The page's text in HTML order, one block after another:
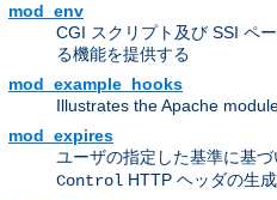
mod_env
CGI スクリプト及び SSI ペ
る機能を提供する
mod_example_hooks
Illustrates the Apache
mod_expires
ユーザの指定した基準に基づ
Control HTTP ヘッダの生成